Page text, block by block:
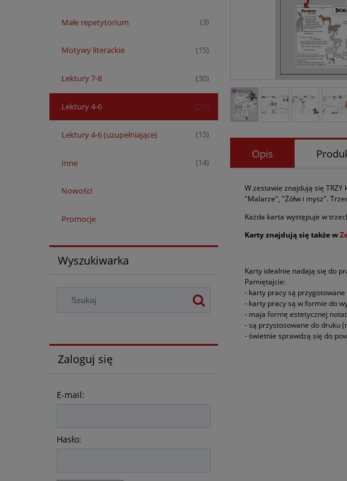
Małe repetytorium (3)
Motywy literackie (15)
Lektury 7-8 (30)
Lektury 4-6 (21)
Lektury 4-6 (uzupełniające) (15)
Inne (14)
Nowości
Promocje
Wyszukiwarka
Zaloguj się
E-mail:
Hasło:
Opis
W zestawie znajdują się
"Malarze", "Żółw i mysz".
Każda karta występuje w
Karty znajdują się także w
Karty idealnie nadają się do
Pamiętajcie:
- karty pracy są przygotowane
- karty pracy są w formie do
- maja formę estetycznej
- są przystosowane do druku
- świetnie sprawdzą się do